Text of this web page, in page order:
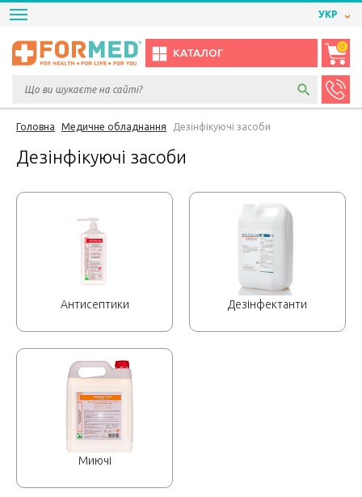
УКР
КАТАЛОГ
0
Головна Медичне обладнання Дезінфікуючі засоби
Дезінфікуючі засоби
Антисептики Дезінфектанти
Миючі